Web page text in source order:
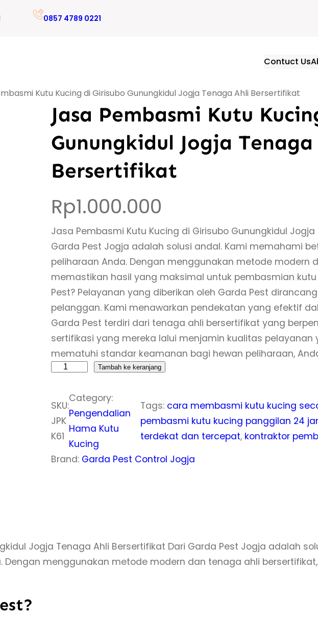
0857 4789 0221
Contuct Us
Kutu Kucing di Girisubo Gunungkidul Jogja Tenaga Ahli Bersertifikat
Jasa Pembasmi Kutu
Gunungkidul Jogja
Bersertifikat
Rp1.000.000
Jasa Pembasmi Kutu Kucing di Girisubo Gunungkidul
Garda Pest Jogja adalah solusi andal. Kami memahami
peliharaan Anda. Dengan menggunakan metode modern
memastikan hasil yang maksimal untuk pembasmian
Pest? Pelayanan yang diberikan oleh Garda Pest
pelanggan. Kami menawarkan pendekatan yang efektif
Garda Pest terdiri dari tenaga ahli bersertifikat yang
sertifikasi yang mereka lalui menjamin kualitas pelayanan
mematuhi standar keamanan bagi hewan peliharaan,
a
n
t
t
a
P
Tambah ke keranjang
SKU:
JPK
K61
Category:
Pengendalian
Hama Kutu
Kucing
Tags: cara membasmi kutu kucing
pembasmi kutu kucing panggilan 24
terdekat dan tercepat, kontraktor
Brand: Garda Pest Control Jogja
Jogja Tenaga Ahli Bersertifikat Dari Garda Pest Jogja adalah
Dengan menggunakan metode modern dan tenaga ahli